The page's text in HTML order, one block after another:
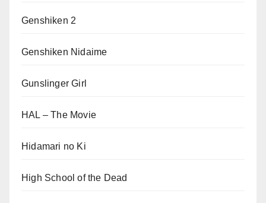
Genshiken 2
Genshiken Nidaime
Gunslinger Girl
HAL – The Movie
Hidamari no Ki
High School of the Dead